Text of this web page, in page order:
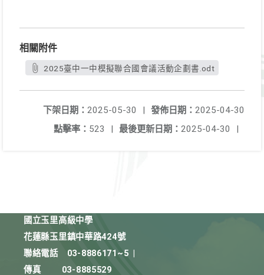
相關附件
2025臺中一中模擬聯合國會議活動企劃書.odt
發佈日期： 2025-04-30
下架日期： 2025-05-30
|
最後更新日期： 2025-04-30 |
點擊率： 523 |
國立玉里高級中學
花蓮縣玉里鎮中華路424號
聯絡電話
03-8886171~5
傳真
03-8885529